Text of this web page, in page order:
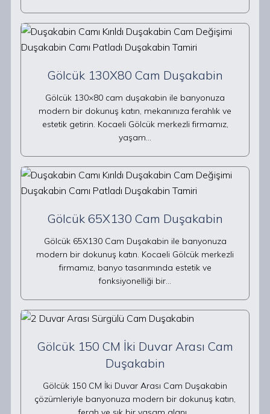
Gölcük 130X80 Cam Duşakabin
Gölcük 130×80 cam duşakabin ile banyonuza
modern bir dokunuş katın, mekanınıza ferahlık ve
estetik getirin. Kocaeli Gölcük merkezli firmamız,
yaşam…
Gölcük 65X130 Cam Duşakabin
Gölcük 65X130 Cam Duşakabin ile banyonuza
modern bir dokunuş katın. Kocaeli Gölcük merkezli
firmamız, banyo tasarımında estetik ve
fonksiyonelliği bir…
Gölcük 150 CM İki Duvar Arası Cam
Duşakabin
Gölcük 150 CM İki Duvar Arası Cam Duşakabin
çözümleriyle banyonuza modern bir dokunuş katın,